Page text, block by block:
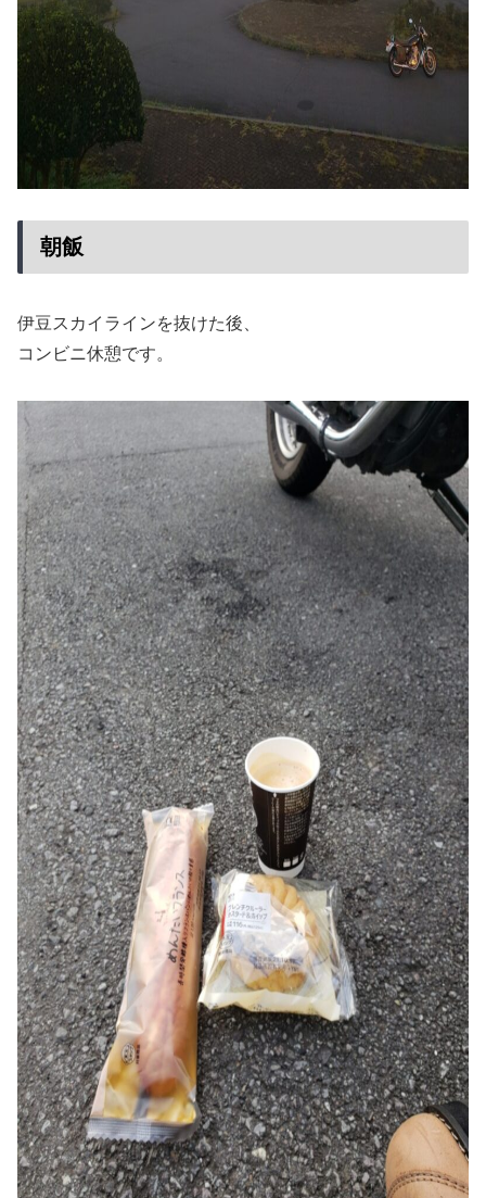
朝飯
伊豆スカイラインを抜けた後、
コンビニ休憩です。